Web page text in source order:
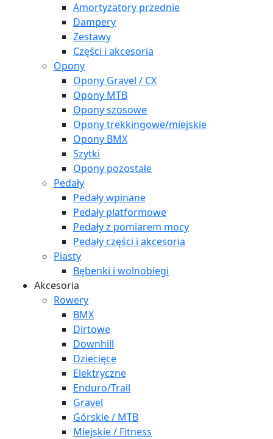
Amortyzatory przednie
Dampery
Zestawy
Części i akcesoria
Opony
Opony Gravel / CX
Opony MTB
Opony szosowe
Opony trekkingowe/miejskie
Opony BMX
Szytki
Opony pozostałe
Pedały
Pedały wpinane
Pedały platformowe
Pedały z pomiarem mocy
Pedały części i akcesoria
Piasty
Bębenki i wolnobiegi
Akcesoria
Rowery
BMX
Dirtowe
Downhill
Dziecięce
Elektryczne
Enduro/Trail
Gravel
Górskie / MTB
Miejskie / Fitness